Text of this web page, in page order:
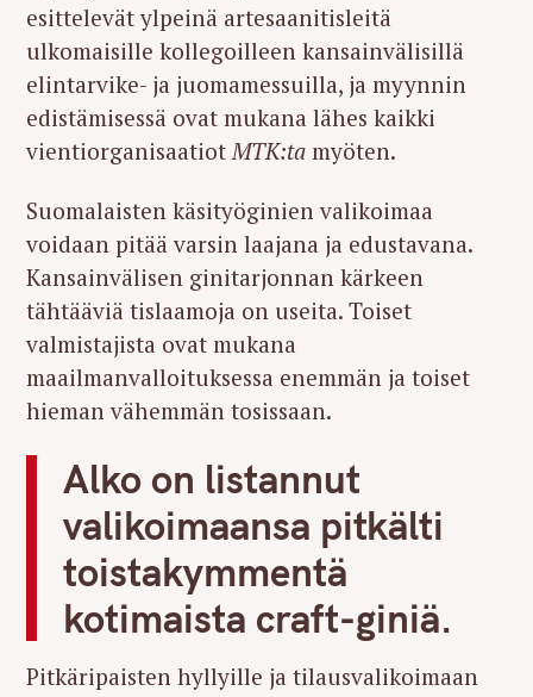
esittelevät ylpeinä artesaanitisleitä
ulkomaisille kollegoilleen kansainvälisillä
elintarvike- ja juomamessuilla, ja myynnin
edistämisessä ovat mukana lähes kaikki
vientiorganisaatiot MTK:ta myöten.
Suomalaisten käsityöginien valikoimaa
voidaan pitää varsin laajana ja edustavana.
Kansainvälisen ginitarjonnan kärkeen
tähtääviä tislaamoja on useita. Toiset
valmistajista ovat mukana
maailmanvalloituksessa enemmän ja toiset
hieman vähemmän tosissaan.
Alko on listannut
valikoimaansa pitkälti
toistakymmentä
kotimaista craft-giniä.
Pitkäripaisten hyllyille ja tilausvalikoimaan